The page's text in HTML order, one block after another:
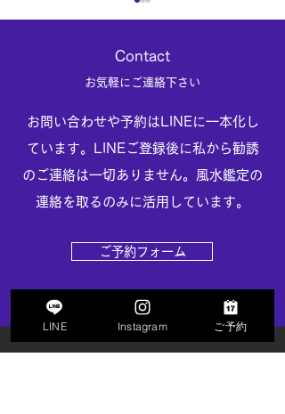
お客様へ
​Contact
​お気軽にご連絡下さい
​お問い合わせや予約はLINEに一本化し
ています。LINEご登録後に私から勧誘
のご連絡は一切ありません。風水鑑定の
連絡を取るのみに活用しています。
ご予約フォーム
LINE Instagram ご予約